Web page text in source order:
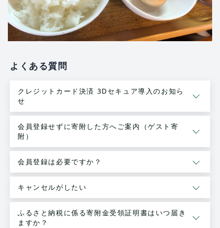
よくある質問
クレジットカード決済 3Dセキュア導入のお知ら
せ
会員登録せずに寄附した方へご案内（ゲスト寄
附）
会員登録は必要ですか？
キャンセルがしたい
ふるさと納税に係る寄附金受領証明書はいつ届き
ますか？